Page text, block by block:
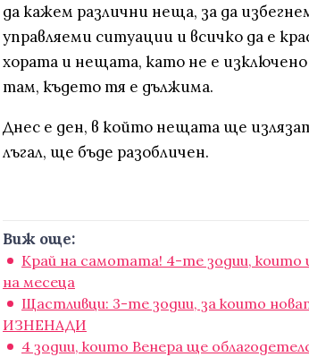
да кажем различни неща, за да
управляеми ситуации и всичко да е
хората и нещата, като не е
там, където тя е дължима.
Днес е ден, в който нещата ще
лъгал, ще бъде разобличен.
Виж още:
Край на самотата! 4-те зодии,
на месеца
Щастливци: 3-те зодии, за които
ИЗНЕНАДИ
4 зодии, които Венера ще